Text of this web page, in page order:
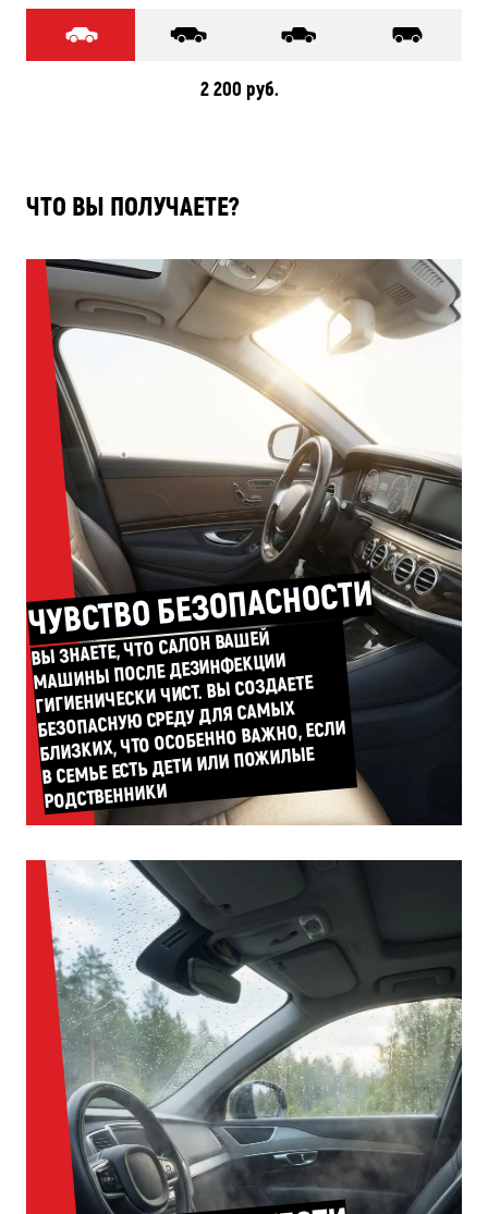
2 200 руб.
ЧТО ВЫ ПОЛУЧАЕТЕ?
ЧУВСТВО БЕЗОПАСНОСТИ
ВЫ ЗНАЕТЕ, ЧТО САЛОН ВАШЕЙ
МАШИНЫ ПОСЛЕ ДЕЗИНФЕКЦИИ
ГИГИЕНИЧЕСКИ ЧИСТ. ВЫ СОЗДАЕТЕ
БЕЗОПАСНУЮ СРЕДУ ДЛЯ САМЫХ
БЛИЗКИХ, ЧТО ОСОБЕННО ВАЖНО, ЕСЛИ
В СЕМЬЕ ЕСТЬ ДЕТИ ИЛИ ПОЖИЛЫЕ
РОДСТВЕННИКИ